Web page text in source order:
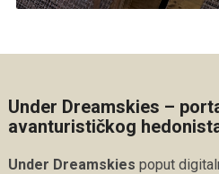
Under Dreamskies –
avanturističkog
Under Dreamskies poput